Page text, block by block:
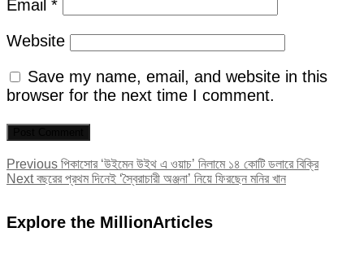
Email *
Website
Save my name, email, and website in this
browser for the next time I comment.
Post
navigation
Previous Previous
post:
পিকাসোর ‘উইমেন উইথ এ ওয়াচ’ নিলামে ১৪ কোটি ডলারে বিক্রি
Next Next
বছরের প্রথম দিনেই ‘স্বৈরাচারী অঞ্জনা’ নিয়ে ফিরছেন মনির খান
Explore the MillionArticles